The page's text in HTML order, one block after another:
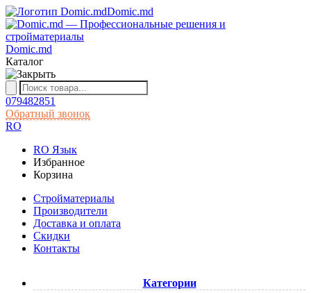
Domic.md
Domic.md
Каталог
079482851
Обратный звонок
RO
RO Язык
Избранное
Корзина
Cтройматериалы
Производители
Доставка и оплата
Скидки
Контакты
Категории